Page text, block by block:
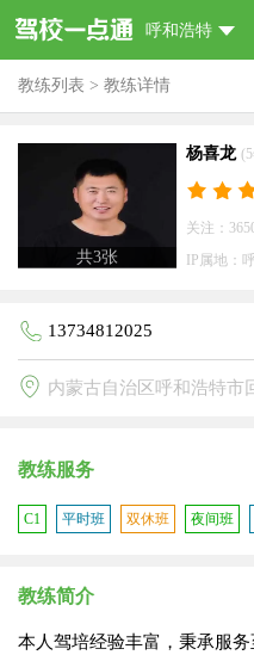
呼和浩特
教练列表 > 教练详情
共3张
杨喜龙
关注：
IP属地：
13734812025
教练服务
C1 平时班 双休班 夜间班
教练简介
本人驾培经验丰富，秉承服